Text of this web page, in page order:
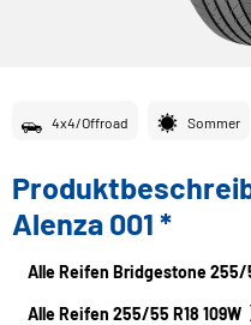
4x4/Offroad Sommer
Alenza 001 *
Alle Reifen Bridgestone 255/
Alle Reifen‎ 255/55 R18 109W